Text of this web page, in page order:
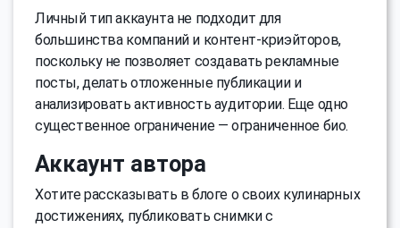
Личный тип аккаунта не подходит для
большинства компаний и контент-криэйторов,
поскольку не позволяет создавать рекламные
посты, делать отложенные публикации и
анализировать активность аудитории. Еще одно
существенное ограничение — ограниченное био.
Аккаунт автора
Хотите рассказывать в блоге о своих кулинарных
достижениях, публиковать снимки с